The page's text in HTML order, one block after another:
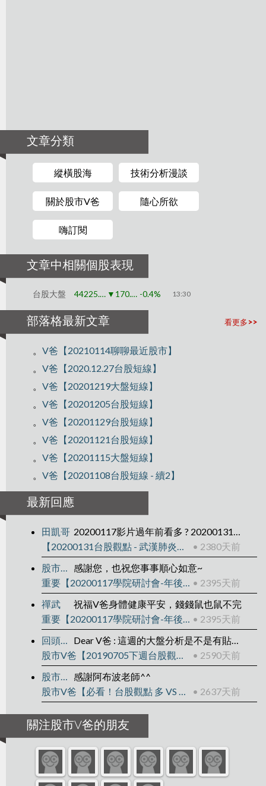
文章分類
縱橫股海 技術分析漫談
關於股市V爸 隨心所欲
嗨訂閱
文章中相關個股表現
台股大盤 44225.91 ▼170.79 -0.4% 13:30
看更多>>
部落格最新文章
。 V爸【20210114聊聊最近股市】
。 V爸【2020.12.27台股短線】
。 V爸【20201219大盤短線】
。 V爸【20201205台股短線】
。 V爸【20201129台股短線】
。 V爸【20201121台股短線】
。 V爸【20201115大盤短線】
。 V爸【20201108台股短線 - 續2】
最新回應
田凱哥
20200117影片過年前看多 ? 20200131影片過年後看空? 之後往下走?
【20200131台股觀點 - 武漢肺炎後】
• 2380天前
股市V爸
感謝您，也祝您事事順心如意~
重要【20200117學院研討會-年後規劃】 • 2395天前
禪武
祝福V爸身體健康平安，錢錢鼠也鼠不完
重要【20200117學院研討會-年後規劃】 • 2395天前
回頭是岸
Dear V爸 : 這週的大盤分析是不是有貼錯影片?QQ
股市V爸【20190705下週台股觀點】
• 2590天前
股市V爸
感謝阿布波老師^^
股市V爸【必看！台股觀點 多 VS 空】
• 2637天前
關注股市V爸的朋友